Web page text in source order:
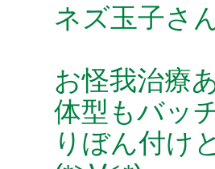
ネズ玉子さ
お怪我治療
体型もバッ
りぼん付け